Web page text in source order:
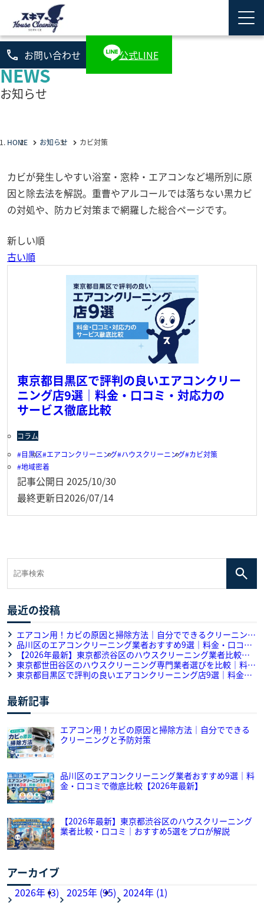
NEWS
お知らせ
HOME お知らせ カビ対策
カビが発生しやすい浴室・窓枠・エアコンなど場所別に原
因と除去法を解説。重曹やアルコールでは落ちない黒カビ
の対処や、防カビ対策まで網羅した総合ページです。
新しい順
古い順
東京都目黒区で評判の良いエアコンクリー
ニング店9選｜料金・口コミ・対応力の
サービス徹底比較
コラム
目黒区 エアコンクリーニング ハウスクリーニング カビ対策
地域密着
記事公開日 2025/10/30
最終更新日2026/07/14
最近の投稿
エアコン用！カビの原因と掃除方法｜自分でできるクリーニング
と予防対策
品川区のエアコンクリーニング業者おすすめ9選｜料金・口コミ
で徹底比較【2026年最新】
【2026年最新】東京都渋谷区のハウスクリーニング業者比較・
口コミ｜おすすめ5選をプロが解説
東京都世田谷区のハウスクリーニング専門業者選びを比較｜料
金・作業内容・口コミを徹底解説
東京都目黒区で評判の良いエアコンクリーニング店9選｜料金・
最新記事
エアコン用！カビの原因と掃除方法｜自分でできる
クリーニングと予防対策
品川区のエアコンクリーニング業者おすすめ9選｜料
金・口コミで徹底比較【2026年最新】
【2026年最新】東京都渋谷区のハウスクリーニング
業者比較・口コミ｜おすすめ5選をプロが解説
アーカイブ
2026年 (3) 2025年 (95) 2024年 (1)
phone お問い合わせ 公式LINE